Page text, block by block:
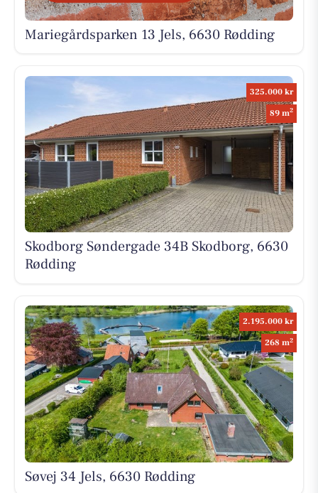
Mariegårdsparken 13 Jels, 6630 Rødding
325.000 kr
89 m2
Skodborg Søndergade 34B Skodborg, 6630
Rødding
2.195.000 kr
268 m2
Søvej 34 Jels, 6630 Rødding